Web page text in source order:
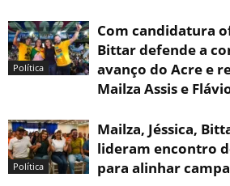
Política
Com candidatura
Bittar defende a
avanço do Acre e
Mailza Assis e
Política
Mailza, Jéssica,
lideram encontro
para alinhar